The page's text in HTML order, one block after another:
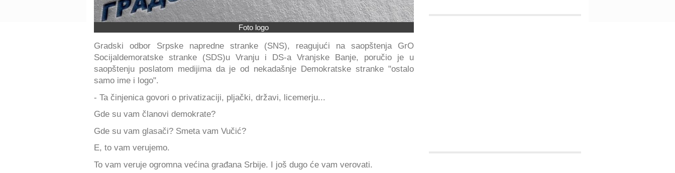
Foto logo
Gradski odbor Srpske napredne stranke (SNS), reagujući na saopštenja GrO
Socijaldemoratske stranke (SDS)u Vranju i DS-a Vranjske Banje, poručio je u
saopštenju poslatom medijima da je od nekadašnje Demokratske stranke "ostalo
samo ime i logo".
- Ta činjenica govori o privatizaciji, pljački, državi, licemerju...
Gde su vam članovi demokrate?
Gde su vam glasači? Smeta vam Vučić?
E, to vam verujemo.
To vam veruje ogromna većina građana Srbije. I još dugo će vam verovati.